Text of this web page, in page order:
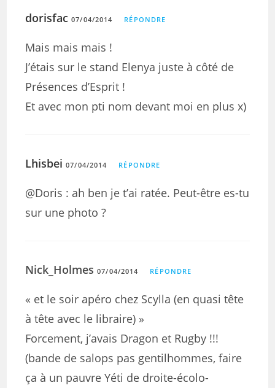
dorisfac 07/04/2014 RÉPONDRE
Mais mais mais !
J’étais sur le stand Elenya juste à côté de
Présences d’Esprit !
Et avec mon pti nom devant moi en plus x)
Lhisbei 07/04/2014 RÉPONDRE
@Doris : ah ben je t’ai ratée. Peut-être es-tu
sur une photo ?
Nick_Holmes07/04/2014 RÉPONDRE
« et le soir apéro chez Scylla (en quasi tête
à tête avec le libraire) »
Forcement, j’avais Dragon et Rugby !!!
(bande de salops pas gentilhommes, faire
ça à un pauvre Yéti de droite-écolo-